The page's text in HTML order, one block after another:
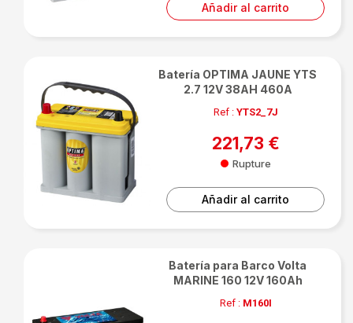
Añadir al carrito
Batería OPTIMA JAUNE YTS
2.7 12V 38AH 460A
Ref : YTS2_7J
221,73 €
Rupture
Añadir al carrito
Batería para Barco Volta
MARINE 160 12V 160Ah
Ref : M160I